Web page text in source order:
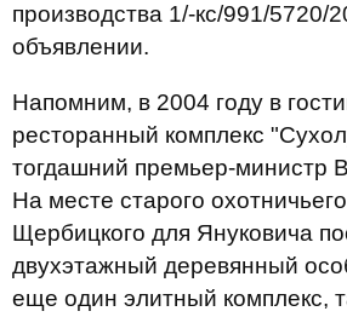
производства 1/-кс/991/5720/
объявлении.
Напомним, в 2004 году в
ресторанный комплекс
тогдашний премьер-министр
На месте старого
Щербицкого для Януковича
двухэтажный деревянный
еще один элитный комплекс,